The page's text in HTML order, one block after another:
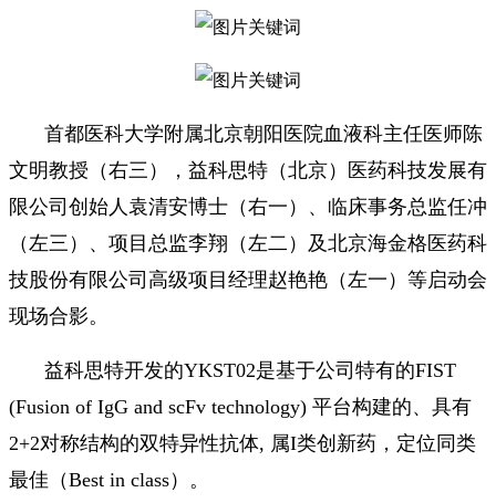
首都医科大学附属北京朝阳医院血液科主任医师陈
文明教授（右三），益科思特（北京）医药科技发展有
限公司创始人袁清安博士（右一）、临床事务总监任冲
（左三）、项目总监李翔（左二）及北京海金格医药科
技股份有限公司高级项目经理赵艳艳（左一）等启动会
现场合影。
益科思特开发的YKST02是基于公司特有的FIST
(Fusion of IgG and scFv technology) 平台构建的、具有
2+2对称结构的双特异性抗体, 属I类创新药，定位同类
最佳（Best in class）。